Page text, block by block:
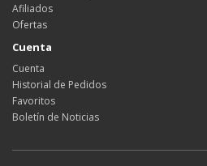
Afiliados
Ofertas
Cuenta
Cuenta
Historial de Pedidos
Favoritos
Boletín de Noticias